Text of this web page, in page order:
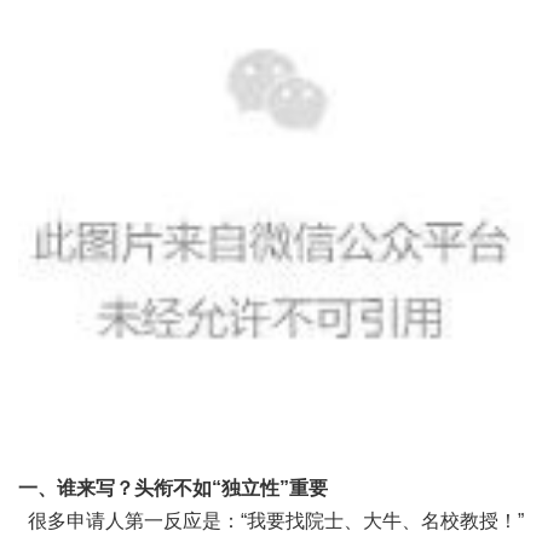
一、 谁来写？头衔不如“独立性”重要
很多申请人第一反应是：“我要找院士、大牛、名校教授！”